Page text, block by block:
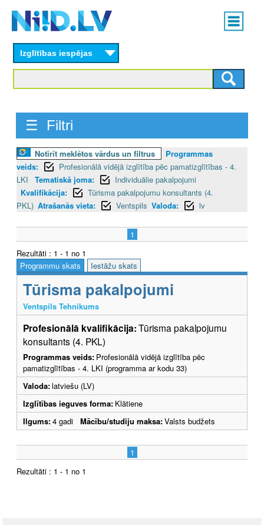
content
Main
menu
Izglītības iespējas
☰ Filtri
Notīrīt meklētos vārdus un filtrus
Programmas
veids:
Profesionālā vidējā izglītība pēc pamatizglītības - 4.
LKI
Tematiskā joma:
Individuālie pakalpojumi
Kvalifikācija:
Tūrisma pakalpojumu konsultants (4.
PKL) Atrašanās vieta: Ventspils Valoda: lv
1
Rezultāti : 1 - 1 no 1
Programmu skats
Iestāžu skats
Tūrisma pakalpojumi
Ventspils Tehnikums
Profesionālā kvalifikācija:Tūrisma pakalpojumu
konsultants (4. PKL)
Programmas veids: Profesionālā vidējā izglītība pēc
pamatizglītības - 4. LKI (programma ar kodu 33)
Valoda:latviešu (LV)
Izglītības ieguves forma: Klātiene
Ilgums:4 gadi Mācību/studiju maksa:Valsts budžets
1
Rezultāti : 1 - 1 no 1